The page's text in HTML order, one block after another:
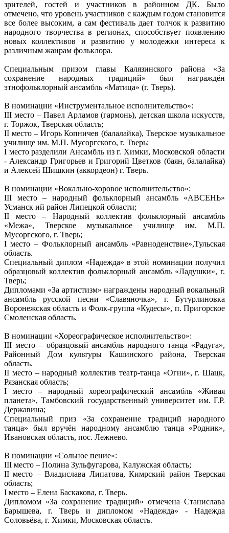
зрителей, гостей и участников в районном ДК. Было
отмечено, что уровень участников с каждым годом становится
все более высоким, а сам фестиваль дает толчок к развитию
народного творчества в регионах, способствует появлению
новых коллективов и развитию у молодежки интереса к
различным жанрам фольклора.
Специальным призом главы Калязинского района «За
сохранение народных традиций» был награждён
этнофольклорный ансамбль «Матица» (г. Тверь).
В номинации «Инструментальное исполнительство»:
III место – Павел Арламов (гармонь), детская школа искусств,
г. Торжок, Тверская область;
II место – Игорь Копничев (балалайка), Тверское музыкальное
училище им. М.П. Мусоргского, г. Тверь;
I место разделили Ансамбль из г. Химки, Московской области
- Александр Григорьев и Григорий Цветков (баян, балалайка)
и Алексей Шишкин (аккордеон) г. Тверь.
В номинации «Вокально-хоровое исполнительство»:
III место – народный фольклорный ансамбль «АВСЕНЬ»
Усманск ий район Липецкой области;
II место – Народный коллектив фольклорный ансамбль
«Межа», Тверское музыкальное училище им. М.П.
Мусоргского, г. Тверь;
I место – Фольклорный ансамбль «Равноденствие»,Тульская
область.
Специальный диплом «Надежда» в этой номинации получил
образцовый коллектив фольклорный ансамбль «Ладушки», г.
Тверь;
Дипломами «За артистизм» награждены народный вокальный
ансамбль русской песни «Славяночка», г. Бутурлиновка
Воронежская область и Фолк-группа «Кудесы», п. Пригорское
Смоленская область.
В номинации «Хореографическое исполнительство»:
III место – образцовый ансамбль народного танца «Радуга»,
Районный Дом культуры Кашинского района, Тверская
область.
II место – народный коллектив театр-танца «Огни», г. Шацк,
Рязанская область;
I место – народный хореографический ансамбль «Живая
планета», Тамбовский государственный университет им. Г.Р.
Державина;
Специальный приз «За сохранение традиций народного
танца» был вручён народному ансамблю танца «Родник»,
Ивановская область, пос. Лежнево.
В номинации «Сольное пение»:
III место – Полина Зульфугарова, Калужская область;
II место – Владислава Липатова, Кимрский район Тверская
область;
I место – Елена Баскакова, г. Тверь.
Дипломом «За сохранение традиций» отмечена Станислава
Барышева, г. Тверь и дипломом «Надежда» - Надежда
Соловьёва, г. Химки, Московская область.